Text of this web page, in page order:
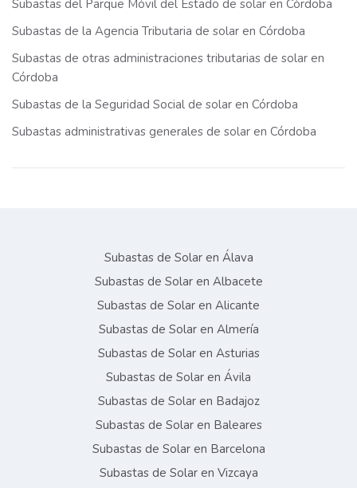
Subastas del Parque Móvil del Estado de solar en Córdoba
Subastas de la Agencia Tributaria de solar en Córdoba
Subastas de otras administraciones tributarias de solar en
Córdoba
Subastas de la Seguridad Social de solar en Córdoba
Subastas administrativas generales de solar en Córdoba
Subastas de Solar en Álava
Subastas de Solar en Albacete
Subastas de Solar en Alicante
Subastas de Solar en Almería
Subastas de Solar en Asturias
Subastas de Solar en Ávila
Subastas de Solar en Badajoz
Subastas de Solar en Baleares
Subastas de Solar en Barcelona
Subastas de Solar en Vizcaya